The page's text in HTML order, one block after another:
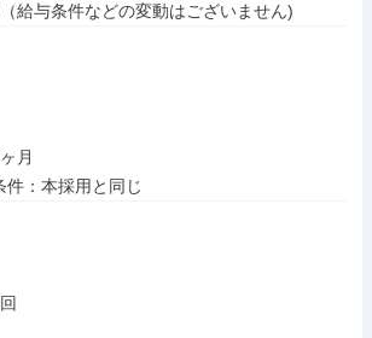
給与条件などの変動はございません)
月